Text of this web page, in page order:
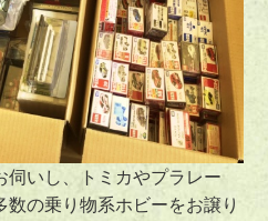
伺いし、トミカやプラレー
の乗り物系ホビーをお譲り